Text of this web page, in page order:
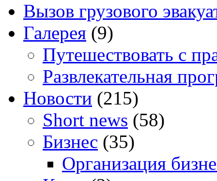
Вызов грузового
Галерея (9)
Путешествовать с
Развлекательная
Новости (215)
Short news (58)
Бизнес (35)
Организация